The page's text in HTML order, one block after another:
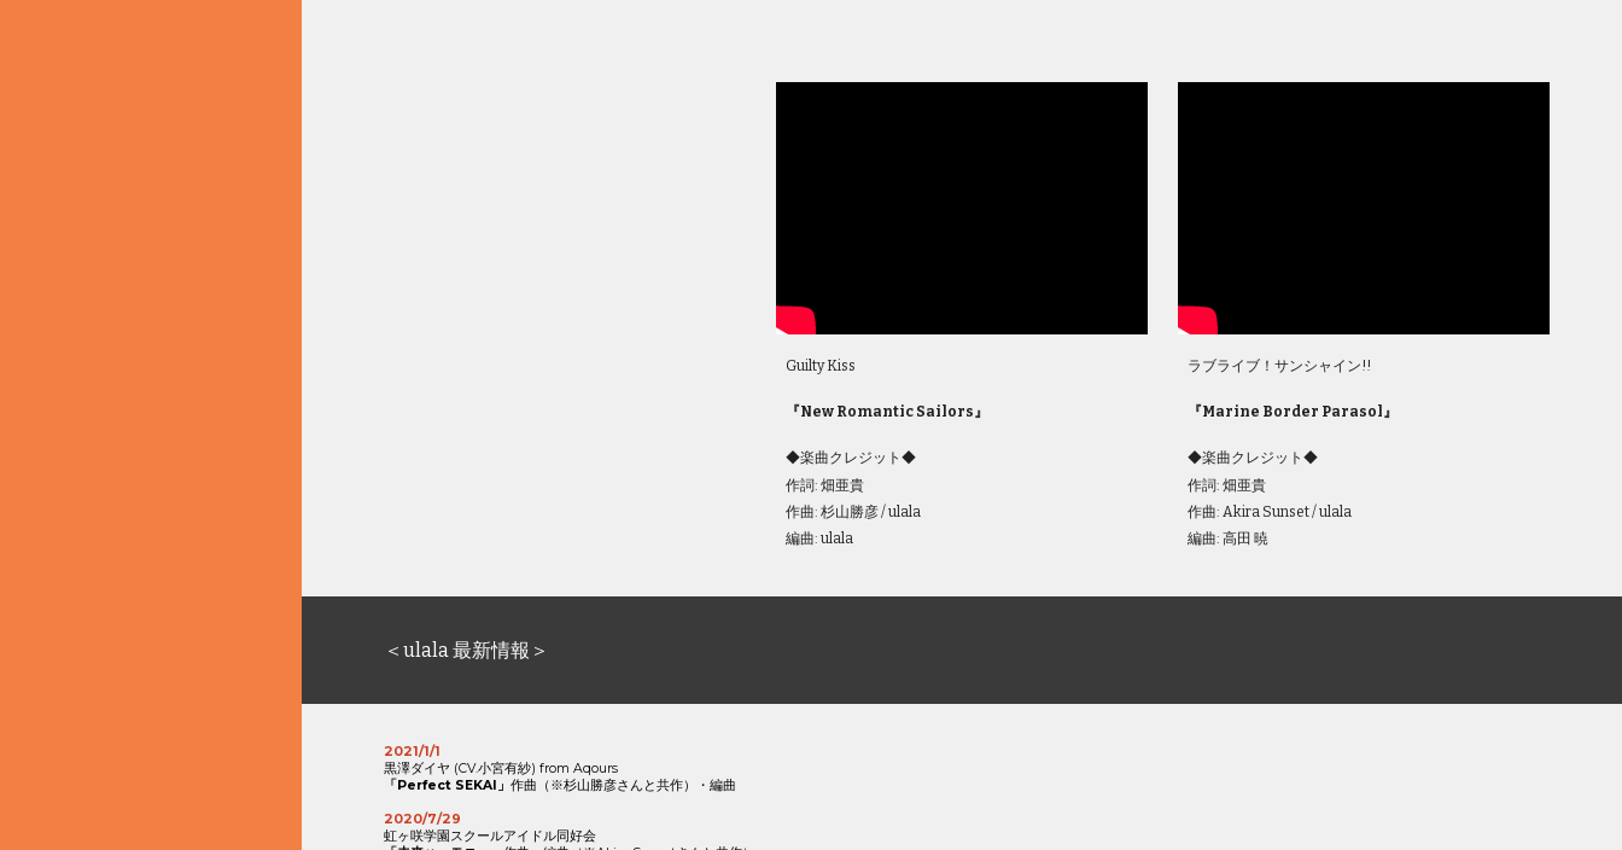
Guilty Kiss
『New Romantic Sailors 』
◆楽曲クレジット◆
作詞: 畑亜貴
作曲: 杉山勝彦 / ulala
編曲: ulala
ラブライブ！サンシャイン!!
『Marine Border Parasol 』
◆楽曲クレジット◆
作詞: 畑亜貴
作曲: Akira Sunset / ulala
編曲: 高田 暁
＜ulala 最新情報＞
2021/1/1
黒澤ダイヤ (CV.小宮有紗) from Aqours
「Perfect SEKAI 」作曲（※杉山勝彦さんと共作）・編曲
2020/7/29
虹ヶ咲学園スクールアイドル同好会